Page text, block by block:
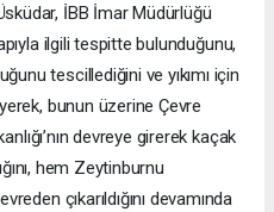
İBB İmar Müdürlüğü
ilgili tespitte bulunduğunu,
tescillediğini ve yıkımı için
bunun üzerine Çevre
devreye girerek kaçak
hem Zeytinburnu
çıkarıldığını devamında